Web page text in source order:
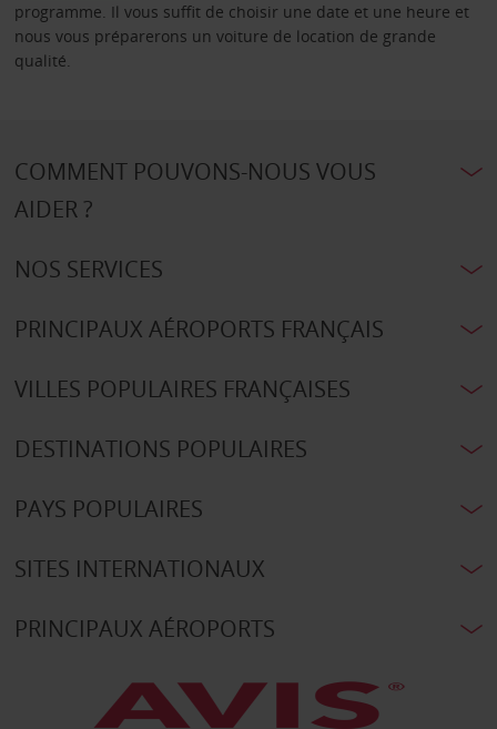
programme. Il vous suffit de choisir une date et une heure et
nous vous préparerons un voiture de location de grande
qualité.
COMMENT POUVONS-NOUS VOUS
AIDER ?
NOS SERVICES
PRINCIPAUX AÉROPORTS FRANÇAIS
VILLES POPULAIRES FRANÇAISES
DESTINATIONS POPULAIRES
PAYS POPULAIRES
SITES INTERNATIONAUX
PRINCIPAUX AÉROPORTS